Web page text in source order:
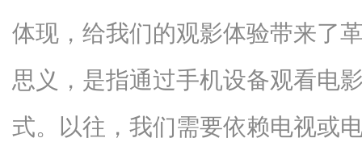
体现，给我们的观影体验带来了
思义，是指通过手机设备观看电
式。以往，我们需要依赖电视或